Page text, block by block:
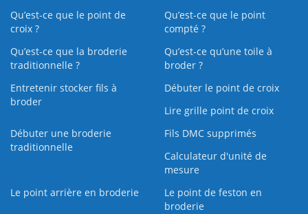
Qu’est-ce que le point de
croix ?
Qu’est-ce que le point
compté ?
Qu’est-ce que la broderie
traditionnelle ?
Qu’est‑ce qu’une toile à
broder ?
Entretenir stocker fils à
broder
Débuter le point de croix
Lire grille point de croix
Débuter une broderie
traditionnelle
Fils DMC supprimés
Calculateur d'unité de
mesure
Le point arrière en broderie
Le point de feston en
broderie